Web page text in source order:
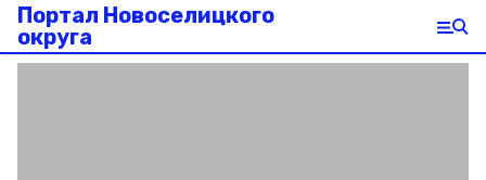
Портал Новоселицкого
округа